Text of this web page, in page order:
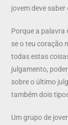
jovem deve
Porque a palavra
se o teu coração
todas estas
julgamento,
sobre o último
também dois
Um grupo de